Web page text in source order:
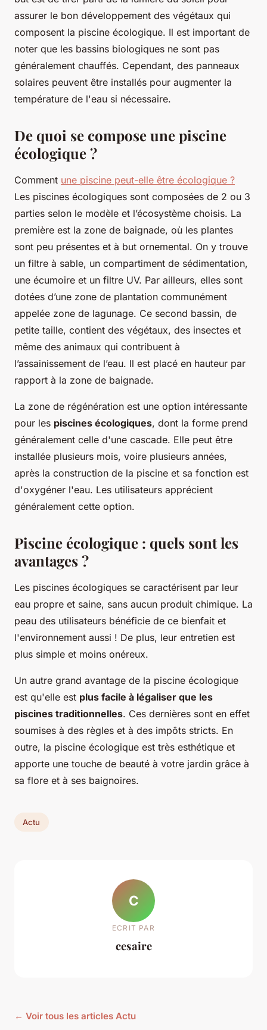
assurer le bon développement des végétaux qui
composent la piscine écologique. Il est important de
noter que les bassins biologiques ne sont pas
généralement chauffés. Cependant, des panneaux
solaires peuvent être installés pour augmenter la
température de l'eau si nécessaire.
De quoi se compose une piscine
écologique ?
Comment une piscine peut-elle être écologique ?
Les piscines écologiques sont composées de 2 ou 3
parties selon le modèle et l’écosystème choisis. La
première est la zone de baignade, où les plantes
sont peu présentes et à but ornemental. On y trouve
un filtre à sable, un compartiment de sédimentation,
une écumoire et un filtre UV. Par ailleurs, elles sont
dotées d’une zone de plantation communément
appelée zone de lagunage. Ce second bassin, de
petite taille, contient des végétaux, des insectes et
même des animaux qui contribuent à
l’assainissement de l’eau. Il est placé en hauteur par
rapport à la zone de baignade.
La zone de régénération est une option intéressante
pour les piscines écologiques, dont la forme prend
généralement celle d'une cascade. Elle peut être
installée plusieurs mois, voire plusieurs années,
après la construction de la piscine et sa fonction est
d'oxygéner l'eau. Les utilisateurs apprécient
généralement cette option.
Piscine écologique : quels sont les
avantages ?
Les piscines écologiques se caractérisent par leur
eau propre et saine, sans aucun produit chimique. La
peau des utilisateurs bénéficie de ce bienfait et
l'environnement aussi ! De plus, leur entretien est
plus simple et moins onéreux.
Un autre grand avantage de la piscine écologique
est qu'elle est plus facile à légaliser que les
piscines traditionnelles. Ces dernières sont en effet
soumises à des règles et à des impôts stricts. En
outre, la piscine écologique est très esthétique et
apporte une touche de beauté à votre jardin grâce à
sa flore et à ses baignoires.
Actu
C
ECRIT PAR
cesaire
← Voir tous les articles Actu